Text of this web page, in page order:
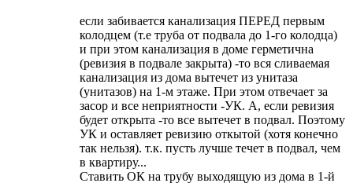
если забивается канализация ПЕРЕД первым
колодцем (т.е труба от подвала до 1-го колодца)
и при этом канализация в доме герметична
(ревизия в подвале закрыта) -то вся сливаемая
канализация из дома вытечет из унитаза
(унитазов) на 1-м этаже. При этом отвечает за
засор и все неприятности -УК. А, если ревизия
будет открыта -то все вытечет в подвал. Поэтому
УК и оставляет ревизию откытой (хотя конечно
так нельзя). т.к. пусть лучше течет в подвал, чем
в квартиру...
Ставить ОК на трубу выходящую из дома в 1-й